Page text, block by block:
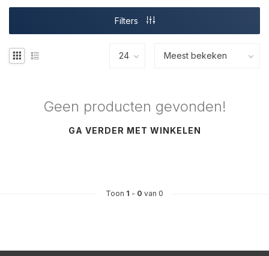
Filters
Geen producten gevonden!
GA VERDER MET WINKELEN
Toon 1 - 0 van 0